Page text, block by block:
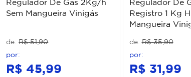
Regulador De Gás 2Kg/h
Sem Mangueira Vinigás
R$ 51,90
R$ 45,99
Regulador De
Registro 1 Kg
Mangueira
R$ 35,90
R$ 31,99